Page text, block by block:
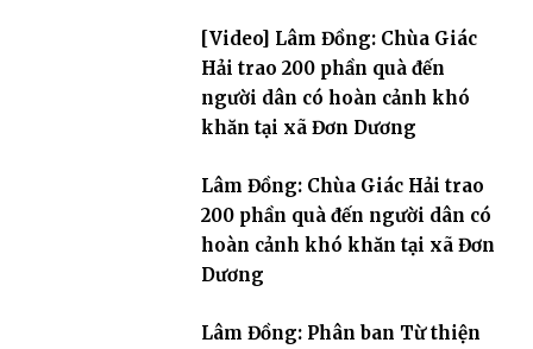
[Video] Lâm Đồng: Chùa Giác
Hải trao 200 phần quà đến
người dân có hoàn cảnh khó
khăn tại xã Đơn Dương
Lâm Đồng: Chùa Giác Hải trao
200 phần quà đến người dân có
hoàn cảnh khó khăn tại xã Đơn
Dương
Lâm Đồng: Phân ban Từ thiện